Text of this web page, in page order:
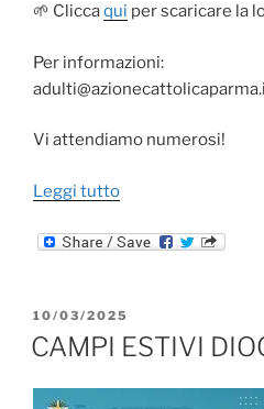
🌱 Cliccaqui per scaricare la
Per informazioni:
Vi attendiamo numerosi!
Leggi tutto“CAMPO
|
agosto
2026”
PUBBLICATO
IL
10/03/2025
CAMPI ESTIVI